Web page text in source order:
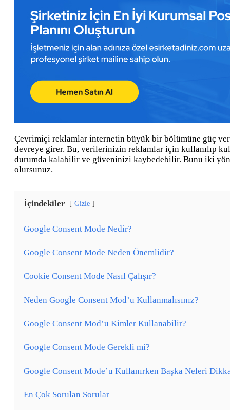
Çevrimiçi reklamlar internetin büyük bir bölümüne güç
devreye girer. Bu, verilerinizin reklamlar için kullanılıp
durumda kalabilir ve güveninizi kaybedebilir. Bunu iki
olursunuz.
İçindekiler Gizle
Google Consent Mode Nedir?
Google Consent Mode Neden Önemlidir?
Cookie Consent Mode Nasıl Çalışır?
Neden Google Consent Mod’u Kullanmalısınız?
Google Consent Mod’u Kimler Kullanabilir?
Google Consent Mode Gerekli mi?
Google Consent Mode’u Kullanırken Başka Neleri
En Çok Sorulan Sorular